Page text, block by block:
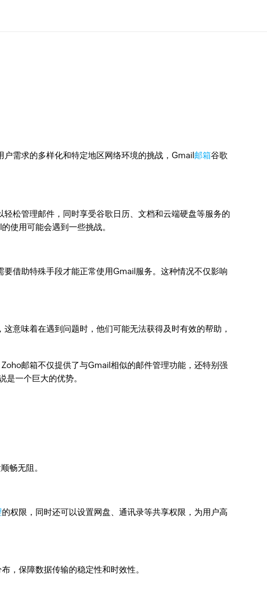
需求的多样化和特定地区网络环境的挑战，Gmail 邮箱谷歌
松管理邮件，同时享受谷歌日历、文档和云端硬盘等服务的
使用可能会遇到一些挑战。
借助特殊手段才能正常使用Gmail服务。这种情况不仅影响
意味着在遇到问题时，他们可能无法获得及时有效的帮助，
邮箱不仅提供了与Gmail相似的邮件管理功能，还特别强
一个巨大的优势。
畅无阻。
的权限，同时还可以设置网盘、通讯录等共享权限，为用户高
，保障数据传输的稳定性和时效性。